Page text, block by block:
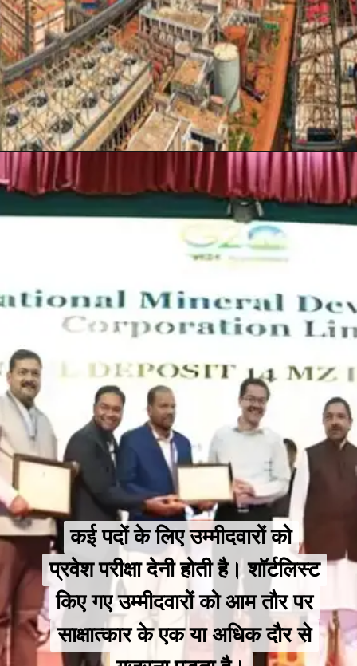
कई पदों के लिए उम्मीदवारों को
प्रवेश परीक्षा देनी होती है। शॉर्टलिस्ट
किए गए उम्मीदवारों को आम तौर पर
साक्षात्कार के एक या अधिक दौर से
कई पदों के लिए उम्मीदवारों को
प्रवेश परीक्षा देनी होती है। शॉर्टलिस्ट
किए गए उम्मीदवारों को आम तौर पर
साक्षात्कार के एक या अधिक दौर से